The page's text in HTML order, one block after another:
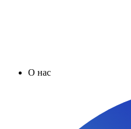
О нас